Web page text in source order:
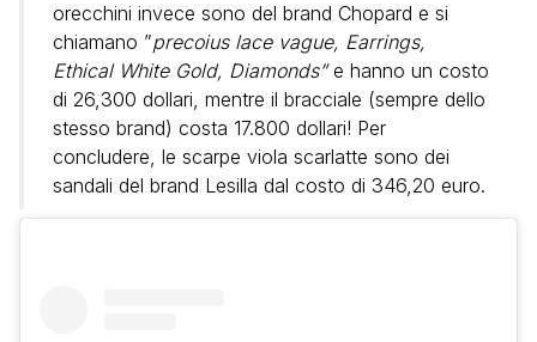
orecchini invece sono del brand Chopard e si
chiamano ”precoius lace vague, Earrings,
Ethical White Gold, Diamonds”e hanno un costo
di 26,300 dollari, mentre il bracciale (sempre dello
stesso brand) costa 17.800 dollari! Per
concludere, le scarpe viola scarlatte sono dei
sandali del brand Lesilla dal costo di 346,20 euro.